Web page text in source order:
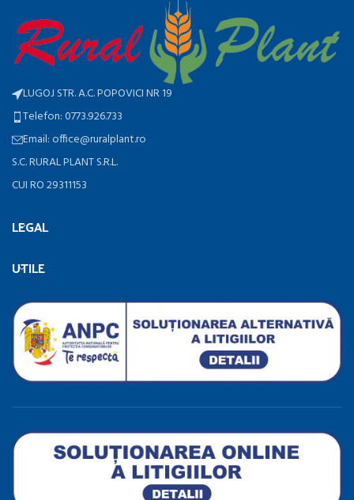
LUGOJ STR. A.C. POPOVICI NR 19
Telefon: 0773.926.733
Email: office@ruralplant.ro
S.C. RURAL PLANT S.R.L.
CUI RO 29311153
LEGAL
UTILE